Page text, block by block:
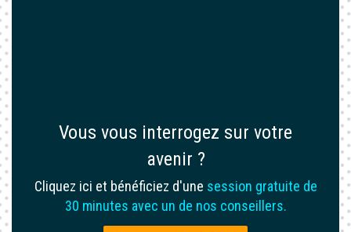
Vous vous interrogez sur votre
avenir ?
Cliquez ici et bénéficiez d'une session gratuite de
30 minutes avec un de nos conseillers.